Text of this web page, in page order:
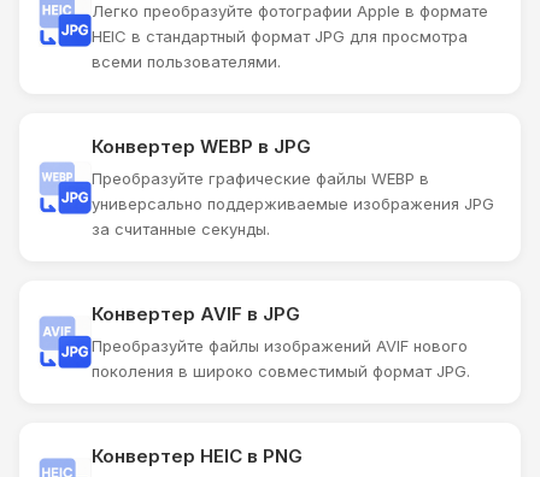
Легко преобразуйте фотографии Apple в формате
HEIC в стандартный формат JPG для просмотра
всеми пользователями.
Конвертер WEBP в JPG
Преобразуйте графические файлы WEBP в
универсально поддерживаемые изображения JPG
за считанные секунды.
Конвертер AVIF в JPG
Преобразуйте файлы изображений AVIF нового
поколения в широко совместимый формат JPG.
Конвертер HEIC в PNG